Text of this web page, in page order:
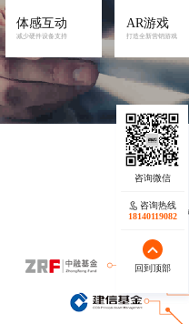
体感互动
减少硬件设备支持
AR游戏
打造全新营销游戏
我们重视每
咨询热线
17723342546
回到顶部
咨询热线
18140119082
回到顶部